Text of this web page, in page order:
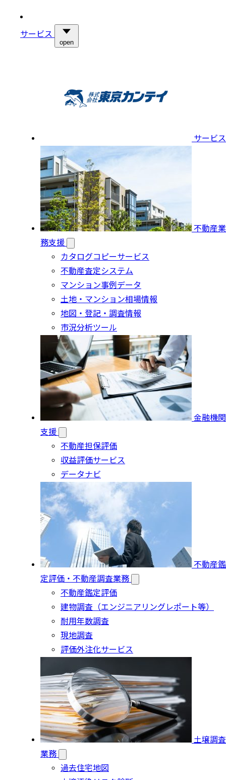
サービス
open
サービス
不動産業
務支援
カタログコピーサービス
不動産査定システム
マンション事例データ
土地・マンション相場情報
地図・登記・調査情報
市況分析ツール
金融機関
支援
不動産担保評価
収益評価サービス
データナビ
不動産鑑
定評価・不動産調査業務
不動産鑑定評価
建物調査（エンジニアリングレポート等）
耐用年数調査
現地調査
評価外注化サービス
土壌調査
業務
過去住宅地図